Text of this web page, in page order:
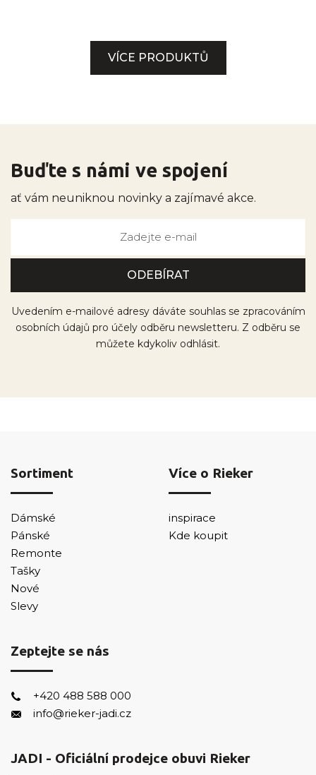
VÍCE PRODUKTŮ
Buďte s námi ve spojení
ať vám neuniknou novinky a zajímavé akce.
Uvedením e-mailové adresy dáváte souhlas se zpracováním
osobních údajů pro účely odběru newsletteru. Z odběru se
můžete kdykoliv odhlásit.
Sortiment
Dámské
Pánské
Remonte
Tašky
Nové
Slevy
Více o Rieker
inspirace
Kde koupit
Zeptejte se nás
+420 488 588 000
info@rieker-jadi.cz
JADI - Oficiální prodejce obuvi Rieker